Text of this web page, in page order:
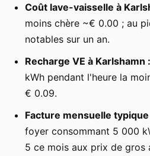
Coût lave-vaisselle à
moins chère ~€ 0.00 ; au
notables sur un an.
Recharge VE à Karlshamn :
kWh pendant l'heure la
€ 0.09.
Facture mensuelle
foyer consommant 5 000
5 ce mois aux prix de gros